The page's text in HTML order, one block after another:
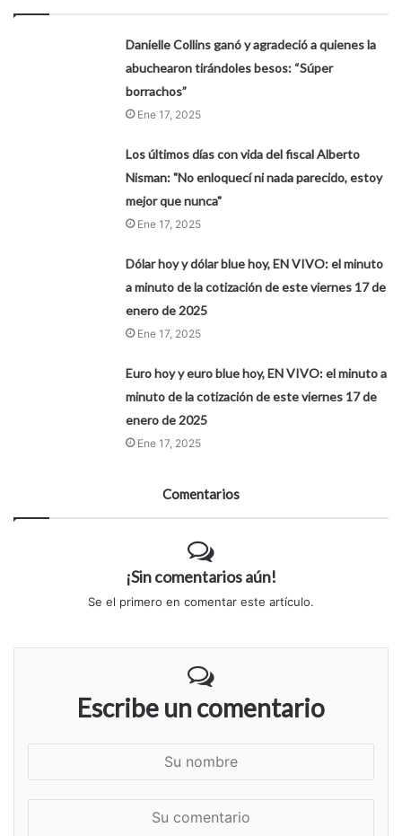
Danielle Collins ganó y agradeció a quienes la
abuchearon tirándoles besos: “Súper
borrachos”
Ene 17, 2025
Los últimos días con vida del fiscal Alberto
Nisman: "No enloquecí ni nada parecido, estoy
mejor que nunca"
Ene 17, 2025
Dólar hoy y dólar blue hoy, EN VIVO: el minuto
a minuto de la cotización de este viernes 17 de
enero de 2025
Ene 17, 2025
Euro hoy y euro blue hoy, EN VIVO: el minuto a
minuto de la cotización de este viernes 17 de
enero de 2025
Ene 17, 2025
Comentarios
¡Sin comentarios aún!
Se el primero en comentar este artículo.
Escribe un comentario